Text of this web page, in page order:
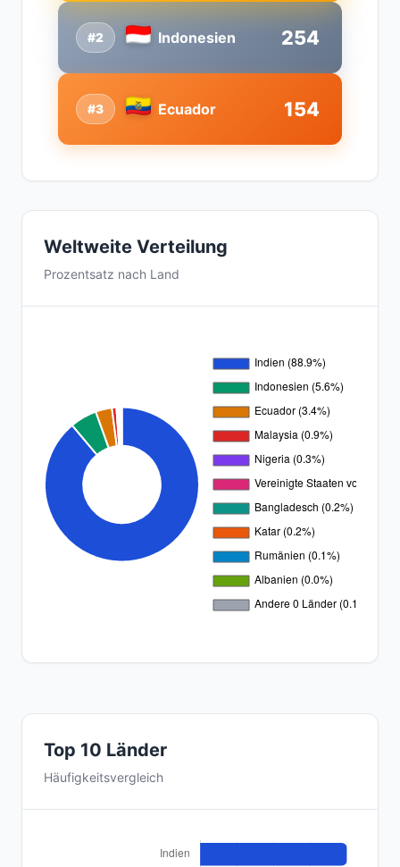
#2 Indonesien 254
#3 Ecuador 154
Weltweite Verteilung
Prozentsatz nach Land
Top 10 Länder
Häufigkeitsvergleich